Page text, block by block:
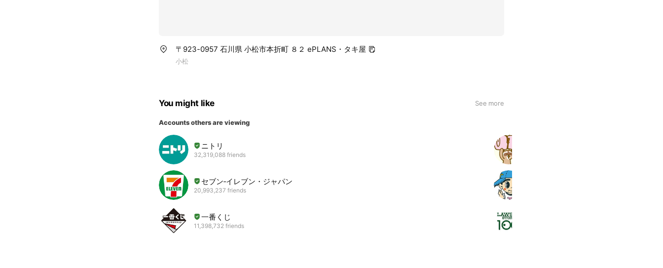
〒923-0957 石川県 小松市本折町 ８２ ePLANS・タキ屋
小松
You might like See more
Accounts others are viewing
ニトリ
32,319,088 friends
セブン‐イレブン・ジャパン
20,993,237 friends
一番くじ
11,398,732 friends